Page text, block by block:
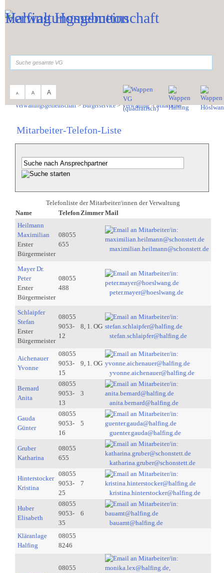
A A A
Verwaltungsgemeinschaft>Bürgerservice>Verwaltung>Mitarbeiter
Mitarbeiter-Telefon-Liste
Telefonliste der Mitarbeiter/innen der Verwaltung
Name
Telefon ZimmerMail
Heilmann
Maximilian
Erster
Bürgermeister
08055
655
maximilian.heilmann@schonstett.de
Mayer Dr.
Peter
Erster
Bürgermeister
08055
488
peter.mayer@hoeslwang.de
Schlaipfer
Stefan
Erster
Bürgermeister
08055
9053-
12
8, 1. OG
stefan.schlaipfer@halfing.de
Aichenauer
Yvonne
08055
9053-
15
9, 1. OG
yvonne.aichenauer@halfing.de
Bernard
Anita
08055
9053-
13
3
anita.bernard@halfing.de
Gauda
Günter
08055
9053-
16
5
guenter.gauda@halfing.de
Gruber
Katharina
08055
655
katharina.gruber@schonstett.de
Hinterstocker
Kristina
08055
9053-
25
7
kristina.hinterstocker@halfing.de
Huber
Elisabeth
08055
9053-
35
6
bauamt@halfing.de
Kläranlage
Halfing
08055
8246
08055